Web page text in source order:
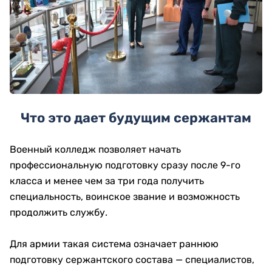
Что это дает будущим сержантам
Военный колледж позволяет начать
профессиональную подготовку сразу после 9-го
класса и менее чем за три года получить
специальность, воинское звание и возможность
продолжить службу.
Для армии такая система означает раннюю
подготовку сержантского состава — специалистов,